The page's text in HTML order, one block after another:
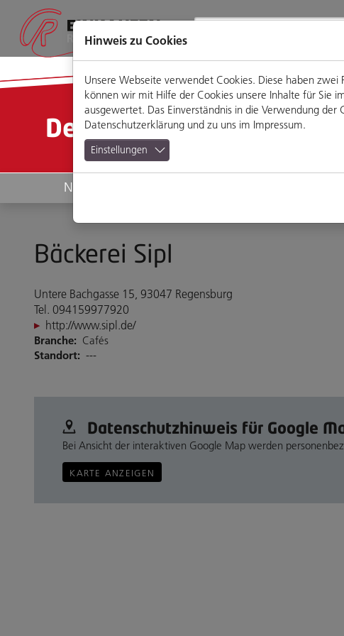
Seiteninhalt
Hauptmenü
Footermenü
Website-
Suche
Detailansicht
News
Bäckerei Sipl
Untere Bachgasse 15, 93047 Regensburg
Tel. 094159977920
http://www.sipl.de/
Branche: Cafés
Standort: ---
Datenschutz­hinweis für Google
Bei Ansicht der interaktiven Google Map werden
KARTE ANZEIGEN
Hinweis zu Cookies
Unsere Webseite verwendet Cookies. Diese haben
können wir mit Hilfe der Cookies unsere Inhalte für Sie
ausgewertet. Das Einverständnis in die Verwendung
Datenschutzerklärung und zu uns im Impressum.
Einstellungen